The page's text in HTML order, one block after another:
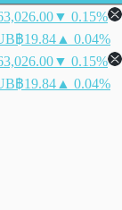
▼ 0.15%
฿19.84 ▲ 0.04%
▼ 0.15%
฿19.84 ▲ 0.04%